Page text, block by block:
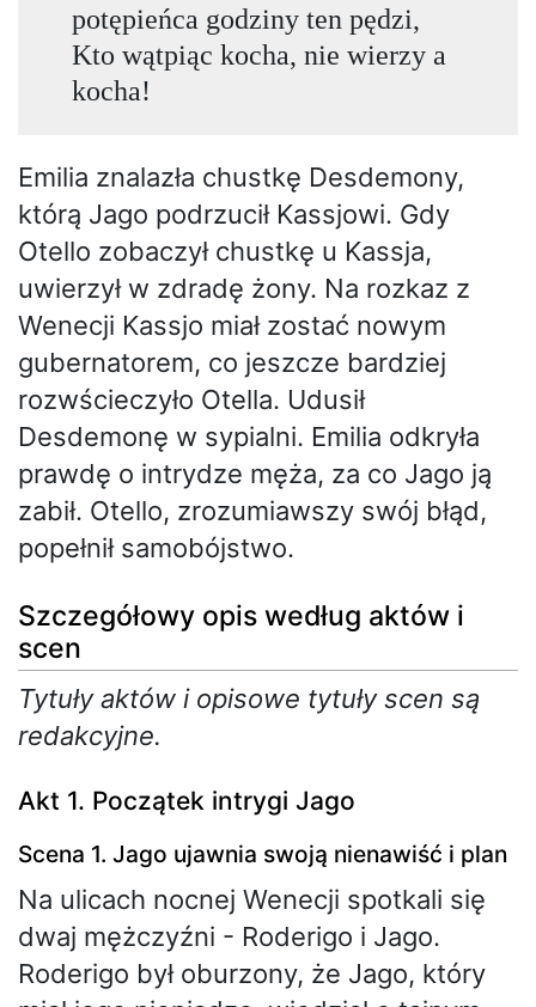
potępieńca godziny ten pędzi,
Kto wątpiąc kocha, nie wierzy a
kocha!
Emilia znalazła chustkę Desdemony,
którą Jago podrzucił Kassjowi. Gdy
Otello zobaczył chustkę u Kassja,
uwierzył w zdradę żony. Na rozkaz z
Wenecji Kassjo miał zostać nowym
gubernatorem, co jeszcze bardziej
rozwścieczyło Otella. Udusił
Desdemonę w sypialni. Emilia odkryła
prawdę o intrydze męża, za co Jago ją
zabił. Otello, zrozumiawszy swój błąd,
popełnił samobójstwo.
Szczegółowy opis według aktów i
scen
Tytuły aktów i opisowe tytuły scen są
redakcyjne.
Akt 1. Początek intrygi Jago
Scena 1. Jago ujawnia swoją nienawiść i plan
Na ulicach nocnej Wenecji spotkali się
dwaj mężczyźni - Roderigo i Jago.
Roderigo był oburzony, że Jago, który